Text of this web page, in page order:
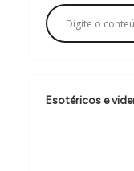
ç
ã
d
Esotéricos e